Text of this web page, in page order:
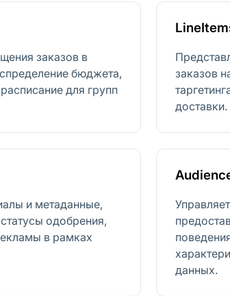
заказов в
бюджета,
для групп
заказов
доставки.
и метаданные,
одобрения,
в рамках
данных.